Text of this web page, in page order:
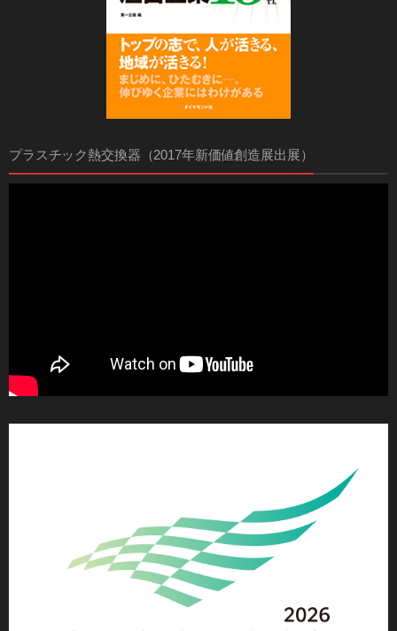
プラスチック熱交換器（2017年新価値創造展出展）